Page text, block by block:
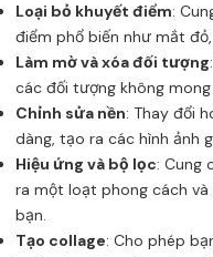
Loại bỏ khuyết điểm:
điểm phổ biến như mắt
Làm mờ và xóa đối tượng
các đối tượng không mong
Chỉnh sửa nền: Thay đổi
dàng, tạo ra các hình ảnh
Hiệu ứng và bộ lọc: Cung
ra một loạt phong cách và
bạn.
Tạo collage: Cho phép